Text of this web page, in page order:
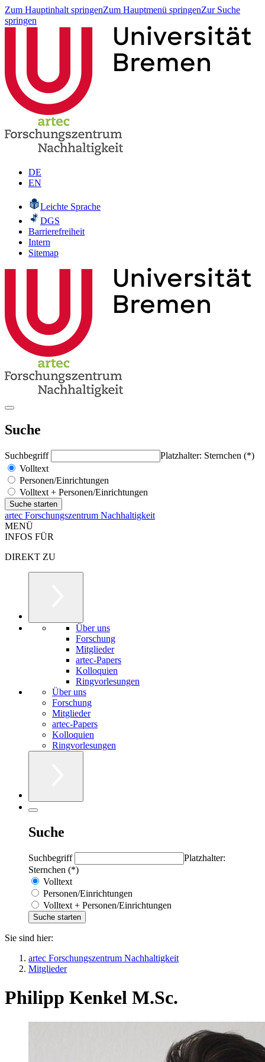
Zum Hauptinhalt springenZum Hauptmenü springenZur Suche
springen
DE
EN
Leichte Sprache
DGS
Barrierefreiheit
Intern
Sitemap
Suche
Suchbegriff
Platzhalter: Sternchen (*)
Volltext
Personen/Einrichtungen
Volltext + Personen/Einrichtungen
artec Forschungszentrum Nachhaltigkeit
MENÜ
INFOS FÜR
DIREKT ZU
Über uns
Forschung
Mitglieder
artec-Papers
Kolloquien
Ringvorlesungen
Über uns
Forschung
Mitglieder
artec-Papers
Kolloquien
Ringvorlesungen
Suche
Suchbegriff
Platzhalter:
Sternchen (*)
Volltext
Personen/Einrichtungen
Volltext + Personen/Einrichtungen
Sie sind hier:
artec Forschungszentrum Nachhaltigkeit
Mitglieder
Philipp Kenkel M.Sc.